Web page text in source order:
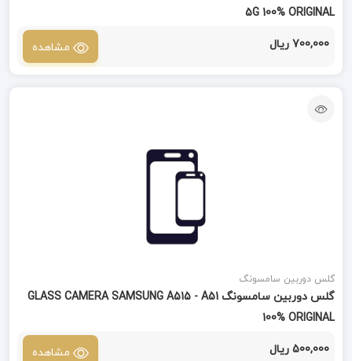
5G 100% ORIGINAL
700,000 ریال مشاهده
گلس دوربین سامسونگ
گلس دوربین سامسونگ GLASS CAMERA SAMSUNG A515 - A51
100% ORIGINAL
500,000 ریال مشاهده